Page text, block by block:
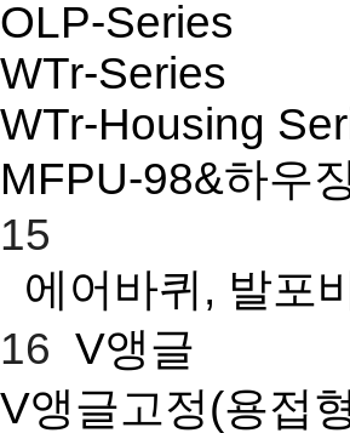
OLP-Series
WTr-Series
WTr-Housing
MFPU-98&하우
15
에어바퀴, 발포
16 V앵글
V앵글고정(용접